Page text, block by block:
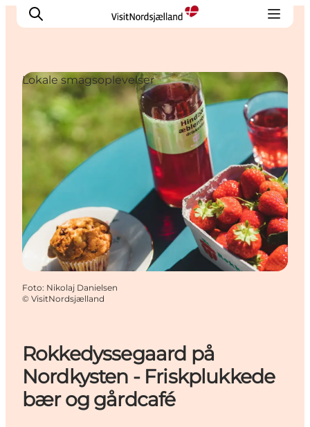
Highlights
Oplev
Det Sker
Overnatning
Byer
Planlæg ferien
Rokkedyssegaard på
Nordkysten - Friskplukkede
bær og gårdcafé
Lokale smagsoplevelser
Foto: Nikolaj Danielsen
© VisitNordsjælland